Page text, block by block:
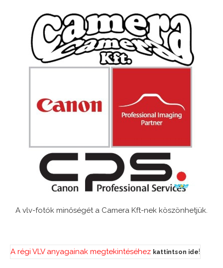
A vlv-fotók minőségét a Camera Kft-nek köszönhetjük.
A régi VLV anyagainak megtekintéséhez kattintson ide!